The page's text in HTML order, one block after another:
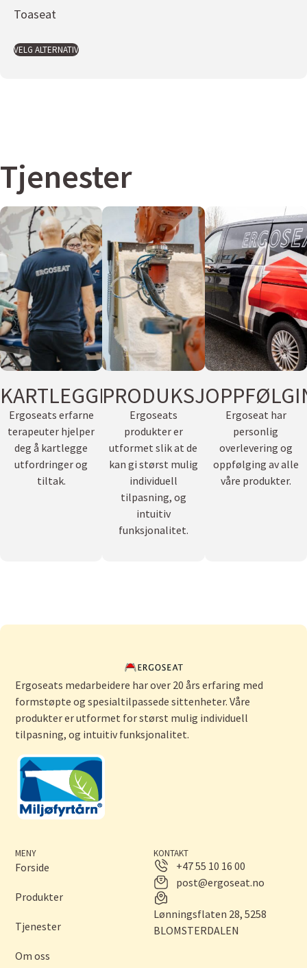
Toaseat
VELG ALTERNATIV
Tjenester
KARTLEGGING
Ergoseats erfarne
terapeuter hjelper
deg å kartlegge
utfordringer og
tiltak.
PRODUKSJON
Ergoseats
produkter er
utformet slik at de
kan gi størst mulig
individuell
tilpasning, og
intuitiv
funksjonalitet.
Ergoseat har
personlig
overlevering og
oppfølging av alle
våre produkter.
Ergoseats medarbeidere har over 20 års erfaring med
formstøpte og spesialtilpassede sittenheter. Våre
produkter er utformet for størst mulig individuell
tilpasning, og intuitiv funksjonalitet.
MENY
Forside
Produkter
Tjenester
Om oss
KONTAKT
+47 55 10 16 00
post@ergoseat.no
Lønningsflaten 28, 5258
BLOMSTERDALEN